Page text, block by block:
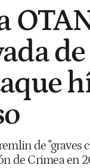
de
de Crimea en